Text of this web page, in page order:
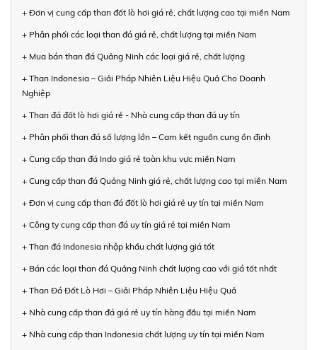
+ Đơn vị cung cấp than đốt lò hơi giá rẻ, chất lượng cao tại miền Nam
+ Phân phối các loại than đá giá rẻ, chất lượng tại miền Nam
+ Mua bán than đá Quảng Ninh các loại giá rẻ, chất lượng
+ Than Indonesia – Giải Pháp Nhiên Liệu Hiệu Quả Cho Doanh
Nghiệp
+ Than đá đốt lò hơi giá rẻ - Nhà cung cấp than đá uy tín
+ Phân phối than đá số lượng lớn – Cam kết nguồn cung ổn định
+ Cung cấp than đá Indo giá rẻ toàn khu vực miền Nam
+ Cung cấp than đá Quảng Ninh giá rẻ, chất lượng cao tại miền Nam
+ Đơn vị cung cấp than đá đốt lò hơi giá rẻ uy tín tại miền Nam
+ Công ty cung cấp than đá uy tín giá rẻ tại miền Nam
+ Than đá Indonesia nhập khẩu chất lượng giá tốt
+ Bán các loại than đá Quảng Ninh chất lượng cao với giá tốt nhất
+ Than Đá Đốt Lò Hơi – Giải Pháp Nhiên Liệu Hiệu Quả
+ Nhà cung cấp than đá giá rẻ uy tín hàng đầu tại miền Nam
+ Nhà cung cấp than Indonesia chất lượng uy tín tại miền Nam